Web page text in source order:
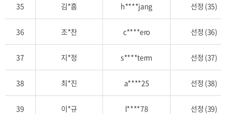
35 김*흠 h****jang 선정 (35)
36 조*찬 c****ero 선정 (36)
37 지*정 s****term 선정 (37)
38 최*진 a****25 선정 (38)
39 이*규 l****78 선정 (39)